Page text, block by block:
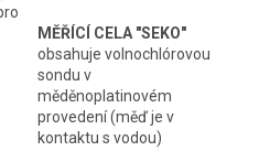
MĚŘÍCÍ CELA "SEKO"
obsahuje volnochlórovou
sondu v
měděnoplatinovém
provedení (měď je v
kontaktu s vodou)